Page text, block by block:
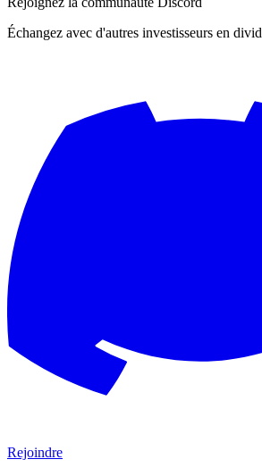
Échangez avec d'autres investisseurs en
Rejoindre